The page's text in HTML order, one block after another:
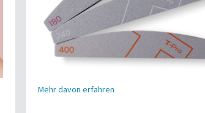
Mehr davon erfahren